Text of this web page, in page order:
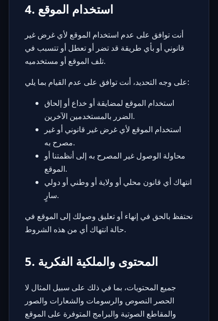
4. استخدام الموقع
أنت توافق على عدم استخدام الموقع لأي غرض غير
قانوني أو بأي طريقة قد تضر أو تعطل أو تتسبب في
تلف الموقع أو مستخدميه.
على وجه التحديد، أنت توافق على عدم القيام بما يلي:
استخدام الموقع لمضايقة أو خداع أو إلحاق
الضرر بالمستخدمين الآخرين.
استخدام الموقع لأي غرض غير قانوني أو غير
مصرح به.
محاولة الوصول غير المصرح به إلى أنظمتنا أو
الموقع.
انتهاك أي قانون محلي أو ولاية أو وطني أو دولي
سارٍ.
نحتفظ بالحق في إنهاء أو تعليق وصولك إلى الموقع في
حالة انتهاك أي من هذه الشروط.
5. المحتوى والملكية الفكرية
جميع المحتويات، بما في ذلك على سبيل المثال لا
الحصر النصوص والرسومات والشعارات والصور
والمقاطع الصوتية والبرامج المتوفرة على الموقع